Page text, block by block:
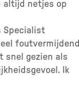
altijd netjes op
Specialist
foutvermijdend
snel gezien als
Ik